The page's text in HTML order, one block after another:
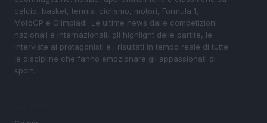
calcio, basket, tennis, ciclismo, motori, Formula 1,
MotoGP e Olimpiadi. Le ultime news dalle competizioni
nazionali e internazionali, gli highlight delle partite, le
interviste ai protagonisti e i risultati in tempo reale di tutte
le discipline che fanno emozionare gli appassionati di
sport.